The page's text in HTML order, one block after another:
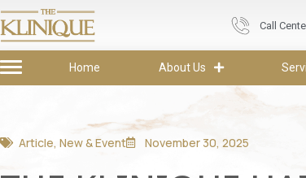
Call
Home About Us
Article, New & Event November 30, 2025